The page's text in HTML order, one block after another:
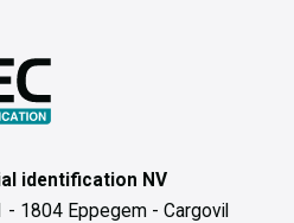
identification NV
- 1804 Eppegem - Cargovil